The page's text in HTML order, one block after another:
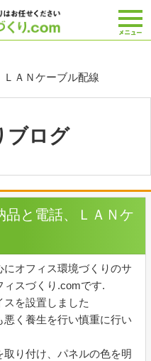
ＡＮケーブル配線
ブログ
品と電話、ＬＡＮケ
オフィス環境づくりのサ
ィスづくり.comです.
を設置しました
く養生を行い慎重に行い
り付け、パネルの色を明